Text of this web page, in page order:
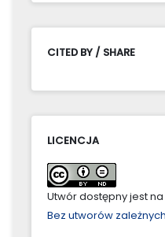
CITED BY / SHARE
LICENCJA
Utwór dostępny jest
Bez utworów